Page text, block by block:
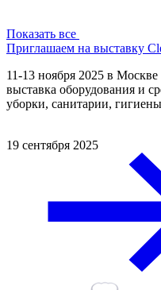
Показать все
Приглашаем на выставку
11-13 ноября 2025 в
выставка оборудования и
уборки, санитарии,
19 сентября 2025